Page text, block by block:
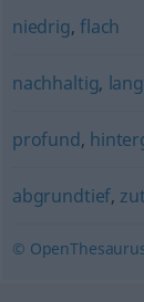
niedrig,flach
nachhaltig,
profund,
abgrundtief,
©